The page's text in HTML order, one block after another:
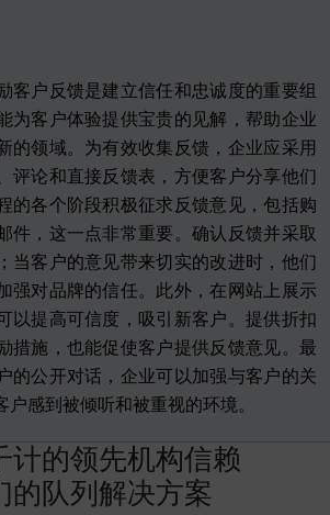
客户反馈是建立信任和忠诚度的重要组
为客户体验提供宝贵的见解，帮助企业
的领域。为有效收集反馈，企业应采用
评论和直接反馈表，方便客户分享他们
的各个阶段积极征求反馈意见，包括购
件，这一点非常重要。确认反馈并采取
当客户的意见带来切实的改进时，他们
强对品牌的信任。此外，在网站上展示
以提高可信度，吸引新客户。提供折扣
措施，也能促使客户提供反馈意见。最
的公开对话，企业可以加强与客户的关
户感到被倾听和被重视的环境。
计的领先机构信赖
的队列 解决方案